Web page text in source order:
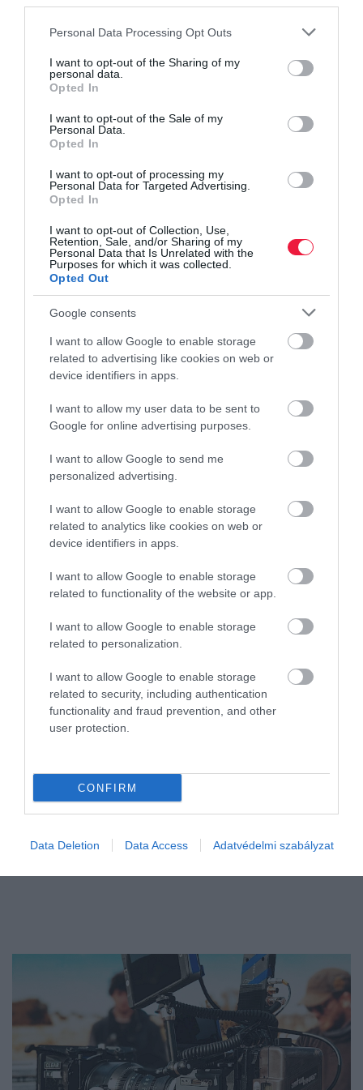
Please note that this website/app uses one or more Google
not limited to your visit or usage behaviour. You may click to
grant or deny consent to Google and its third-party tags to
use your data for below specified purposes in below Google
consent section.
Personal Data Processing Opt Outs
I want to opt-out of the Sharing of my
personal data.
Opted In
I want to opt-out of the Sale of my
Personal Data.
Opted In
I want to opt-out of processing my
Personal Data for Targeted Advertising.
Opted In
I want to opt-out of Collection, Use,
Retention, Sale, and/or Sharing of my
Personal Data that Is Unrelated with the
Purposes for which it was collected.
Opted Out
Google consents
I want to allow Google to enable storage
related to advertising like cookies on web or
device identifiers in apps.
I want to allow my user data to be sent to
Google for online advertising purposes.
I want to allow Google to send me
personalized advertising.
I want to allow Google to enable storage
related to analytics like cookies on web or
device identifiers in apps.
I want to allow Google to enable storage
related to functionality of the website or app.
I want to allow Google to enable storage
related to personalization.
I want to allow Google to enable storage
related to security, including authentication
functionality and fraud prevention, and other
user protection.
CONFIRM
Data Deletion Data Access Adatvédelmi szabályzat
munkahely váltás elégedettség erste
A Duna alacsony vízállása miatt az elkövetkező 24-72 órában
elkerülhetetlenné válik a Paksi Atomerőmű teljes leállítása, írja
weboldalán a vállalat. Az atomerőmű felkészült a teljes leállással